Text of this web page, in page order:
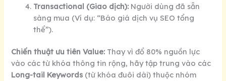
Transactional (Giao dịch): Người dùng đã sẵn
sàng mua (Ví dụ: “Báo giá dịch vụ SEO tổng
thể”).
Chiến thuật ưu tiên Value: Thay vì đổ 80% nguồn lực
vào các từ khóa thông tin rộng, hãy tập trung vào các
Long-tail Keywords (từ khóa đuôi dài) thuộc nhóm